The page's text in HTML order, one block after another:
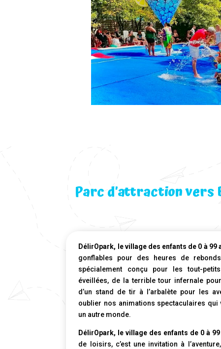
Parc d’attraction vers
DélirOpark, le village des enfants de 0 à 99
gonflables pour des heures de
spécialement conçu pour les tout-
éveillées, de la terrible tour infernale
d’un stand de tir à l’arbalète pour les
oublier nos animations spectaculaires qui
un autre monde.
DélirOpark, le village des enfants de 0 à 99
de loisirs, c’est une invitation à